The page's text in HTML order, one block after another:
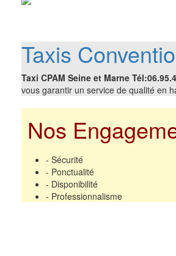
Taxis
Taxi CPAM Seine et Marne
vous garantir un service de qualité en
Nos
- Sécurité
- Ponctualité
- Disponibilité
- Professionnalisme